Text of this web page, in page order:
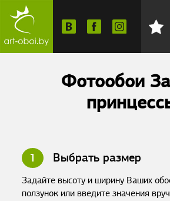
Фотообои
1 Выбрать размер
Задайте высоту и ширину Ваших
ползунок или введите значения